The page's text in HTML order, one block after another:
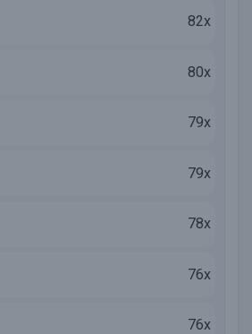
82x
80x
79x
79x
78x
76x
76x